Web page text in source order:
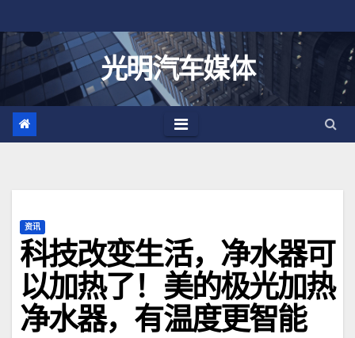
至
光明汽车媒体
资讯
科技改变生活，净水器可
以加热了！美的极光加热
净水器，有温度更智能